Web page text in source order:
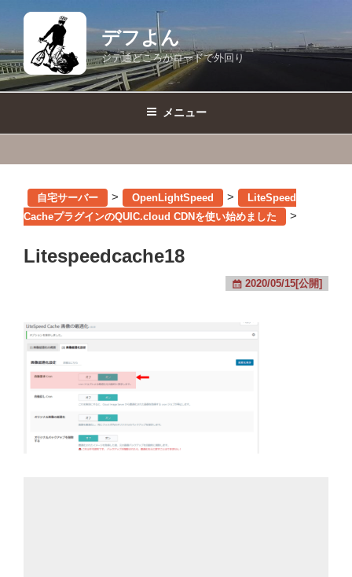
テ
ン
ツ
デフよん
ジテ通どころかロードで外回り
メニュー
自宅サーバー > OpenLightSpeed >
LiteSpeed
CacheプラグインのQUIC.cloud CDNを使い始めました
>
Litespeedcache18
2020/05/15[公開]